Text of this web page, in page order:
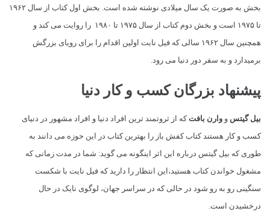
بخش به صورت یک سال میلادی نوشته شده است. بخش اول کتاب از سال ۱۹۶۲
تا ۱۹۷۵ است و بخش دوم کتاب از سال ۱۹۷۵ تا ۱۹۸۰ را روایت می کند و
همچنین سال ۱۹۶۲ سالی که فیل نابت اولین اقدام را برای رویای بزرگش
برمیدارد و به سفر دور دنیا می رود.
پیشنهاد بزرگان کسب و کار دنیا
بیل گیتس و وارن بافتکه از ثروتمند ترین افراد دنیا و افراد مشهور در دنیای
کسب و کار هستند کتاب کفش باز را بهترین کتاب در این حوزه می دانند به
طوری که بیل گیتس درباره این اثر اینگونه می گوید: شما در مدت زمانی که
مشغول خواندن کتاب هستید،این انتظار را دارید که فیل نایت با شکست
سنگینی رو به رو شود در حالی که در سراسر جهان، لوگوی نایک در حال
درخشیدن است.